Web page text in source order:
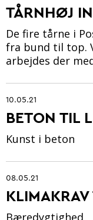
TÅRNHØJ
De fire tårne i
fra bund til top.
arbejdes der
10.05.21
BETON TIL
Kunst i beton
08.05.21
Bæredygtighed